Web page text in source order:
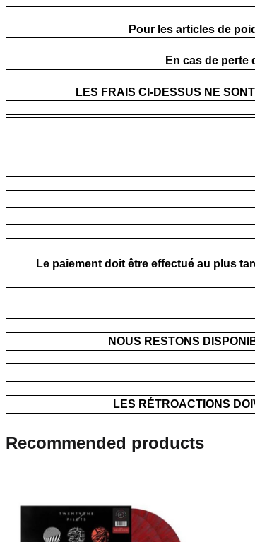
Pour les articles de
En cas de
LES FRAIS CI-DESSUS NE
Le paiement doit être effectué au plus
NOUS RESTONS
LES RÉTROACTIONS
Recommended products